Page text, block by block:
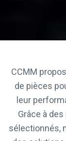
CCMM
de pièces
leur
Grâce à
sélectionnés,